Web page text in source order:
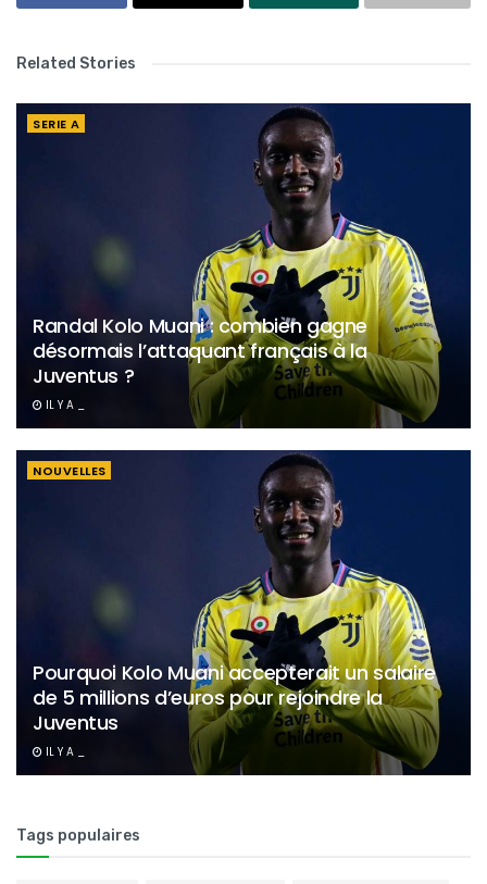
Related Stories
SERIE A
Randal Kolo Muani : combien gagne
désormais l’attaquant français à la
Juventus ?
IL Y A _
NOUVELLES
Pourquoi Kolo Muani accepterait un salaire
de 5 millions d’euros pour rejoindre la
Juventus
IL Y A _
Tags populaires